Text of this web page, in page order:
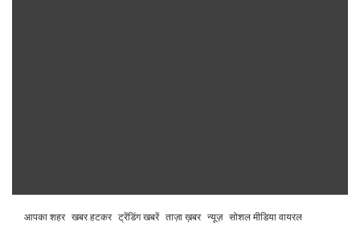
आपका शहर खबर हटकर ट्रेंडिंग खबरें ताज़ा ख़बर न्यूज़ सोशल मीडिया वायरल